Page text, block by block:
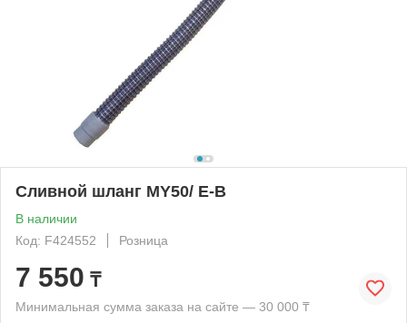
Сливной шланг MY50/ Е-B
В наличии
Код: F424552
Розница
7 550 ₸
Минимальная сумма заказа на сайте — 30 000 ₸